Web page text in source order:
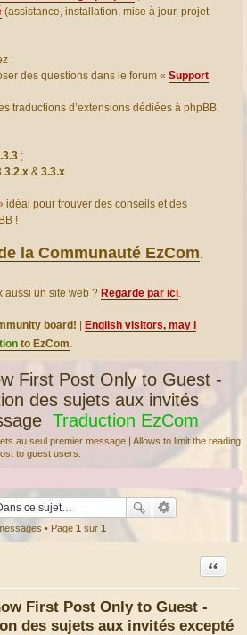
(assistance, installation, mise à jour, projet
:
des questions dans le forum « Support
traductions d’extensions dédiées à phpBB.
;
3.2.x & 3.3.x.
idéal pour trouver des conseils et des
!
la Communauté EzCom.
aussi un site web ? Regarde par ici.
board!
English visitors, may I
to EzCom.
First Post Only to Guest -
des sujets aux invités
Traduction EzCom
au seul premier message | Allows to limit the reading
to guest users.
• Page 1 sur 1
First Post Only to Guest -
des sujets aux invités excepté
Citation